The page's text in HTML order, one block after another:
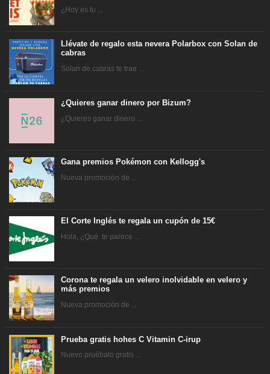
¿Hoy es tu ...
Llévate de regalo esta nevera Polarbox con Solan de
cabras
Solan de cabras te trae ...
¿Quieres ganar dinero por Bizum?
¿Quieres ganar dinero ...
Gana premios Pokémon con Kellogg's
Nueva promoción de ...
El Corte Inglés te regala un cupón de 15€
Hola, ¿Qué te parece ...
Corona te regala un velero inolvidable en velero y
más premios
Nueva promoción de ...
Prueba gratis hohes C Vitamin C-irup
Nuevo pruébalo gratis ...